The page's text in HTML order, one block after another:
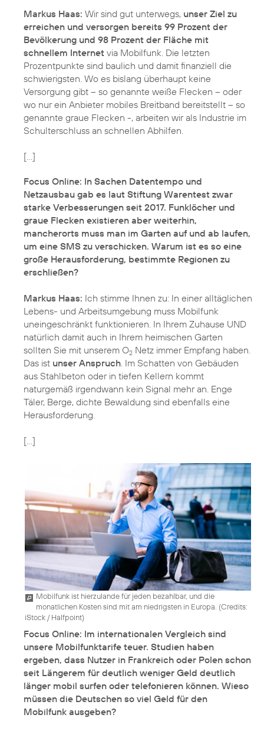
Markus Haas: Wir sind gut unterwegs, unser Ziel zu
erreichen und versorgen bereits 99 Prozent der
Bevölkerung und 98 Prozent der Fläche mit
schnellem Internet via Mobilfunk. Die letzten
Prozentpunkte sind baulich und damit finanziell die
schwierigsten. Wo es bislang überhaupt keine
Versorgung gibt – so genannte weiße Flecken – oder
wo nur ein Anbieter mobiles Breitband bereitstellt – so
genannte graue Flecken -, arbeiten wir als Industrie im
Schulterschluss an schnellen Abhilfen.
[…]
Focus Online: In Sachen Datentempo und
Netzausbau gab es laut Stiftung Warentest zwar
starke Verbesserungen seit 2017. Funklöcher und
graue Flecken existieren aber weiterhin,
mancherorts muss man im Garten auf und ab laufen,
um eine SMS zu verschicken. Warum ist es so eine
große Herausforderung, bestimmte Regionen zu
erschließen?
Markus Haas: Ich stimme Ihnen zu: In einer alltäglichen
Lebens- und Arbeitsumgebung muss Mobilfunk
uneingeschränkt funktionieren. In Ihrem Zuhause UND
natürlich damit auch in Ihrem heimischen Garten
sollten Sie mit unserem O2 Netz immer Empfang haben.
Das ist unser Anspruch . Im Schatten von Gebäuden
aus Stahlbeton oder in tiefen Kellern kommt
naturgemäß irgendwann kein Signal mehr an. Enge
Täler, Berge, dichte Bewaldung sind ebenfalls eine
Herausforderung.
[…]
Mobilfunk ist hierzulande für jeden bezahlbar, und die
monatlichen Kosten sind mit am niedrigsten in Europa. (Credits:
iStock / Halfpoint)
Focus Online: Im internationalen Vergleich sind
unsere Mobilfunktarife teuer. Studien haben
ergeben, dass Nutzer in Frankreich oder Polen schon
seit Längerem für deutlich weniger Geld deutlich
länger mobil surfen oder telefonieren können. Wieso
müssen die Deutschen so viel Geld für den
Mobilfunk ausgeben?